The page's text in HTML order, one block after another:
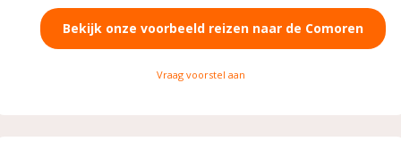
Bekijk onze voorbeeld reizen naar de Comoren
Vraag voorstel aan